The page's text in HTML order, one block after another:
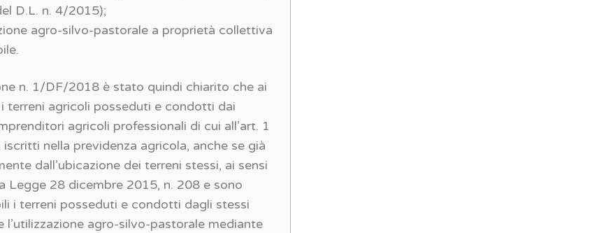
D.L. n. 4/2015);
agro-silvo-pastorale a proprietà collettiva
n. 1/DF/2018 è stato quindi chiarito che ai
agricoli posseduti e condotti dai
agricoli professionali di cui all’art. 1
nella previdenza agricola, anche se già
dall’ubicazione dei terreni stessi, ai sensi
Legge 28 dicembre 2015, n. 208 e sono
i terreni posseduti e condotti dagli stessi
l’utilizzazione agro-silvo-pastorale mediante